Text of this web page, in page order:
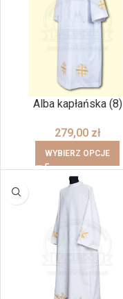
Alba kapłańska (8)
279,00 zł
WYBIERZ OPCJE